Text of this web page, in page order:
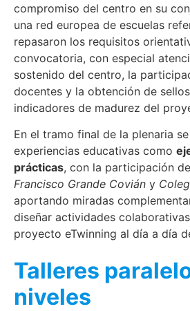
compromiso del centro en su
una red europea de escuelas
repasaron los requisitos
convocatoria, con especial
sostenido del centro, la
docentes y la obtención de
indicadores de madurez del
En el tramo final de la plenaria
experiencias educativas como
prácticas, con la participación
Francisco Grande Covián y
aportando miradas
diseñar actividades
proyecto eTwinning al día a día
Talleres
niveles